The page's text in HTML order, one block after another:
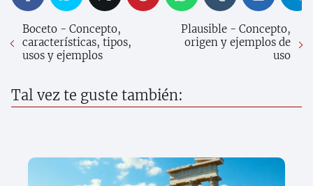
Boceto - Concepto,
características, tipos,
usos y ejemplos
Plausible - Concepto,
origen y ejemplos de
uso
Tal vez te guste también: